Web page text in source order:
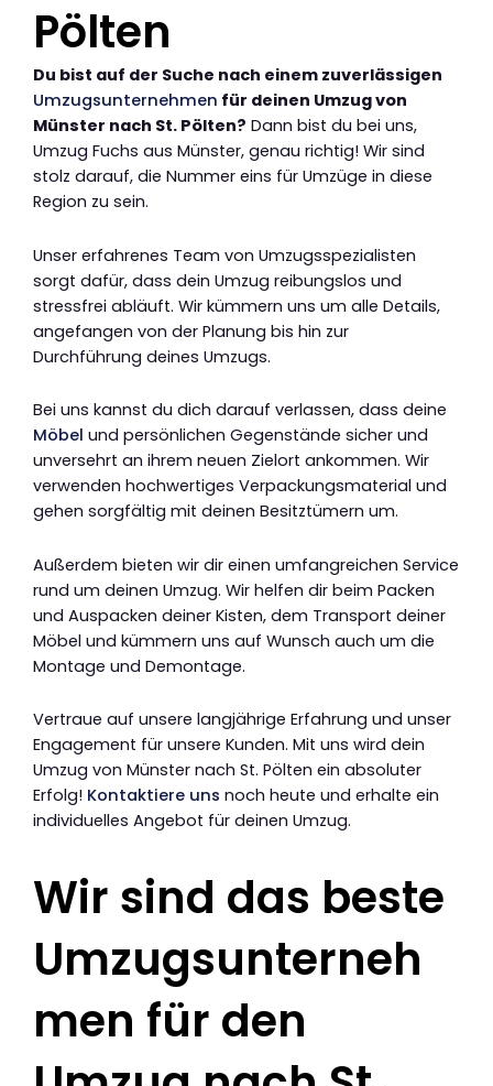
Pölten
Du bist auf der Suche nach einem zuverlässigen
Umzugsunternehmen für deinen Umzug von
Münster nach St. Pölten? Dann bist du bei uns,
Umzug Fuchs aus Münster, genau richtig! Wir sind
stolz darauf, die Nummer eins für Umzüge in diese
Region zu sein.
Unser erfahrenes Team von Umzugsspezialisten
sorgt dafür, dass dein Umzug reibungslos und
stressfrei abläuft. Wir kümmern uns um alle Details,
angefangen von der Planung bis hin zur
Durchführung deines Umzugs.
Bei uns kannst du dich darauf verlassen, dass deine
Möbel und persönlichen Gegenstände sicher und
unversehrt an ihrem neuen Zielort ankommen. Wir
verwenden hochwertiges Verpackungsmaterial und
gehen sorgfältig mit deinen Besitztümern um.
Außerdem bieten wir dir einen umfangreichen Service
rund um deinen Umzug. Wir helfen dir beim Packen
und Auspacken deiner Kisten, dem Transport deiner
Möbel und kümmern uns auf Wunsch auch um die
Montage und Demontage.
Vertraue auf unsere langjährige Erfahrung und unser
Engagement für unsere Kunden. Mit uns wird dein
Umzug von Münster nach St. Pölten ein absoluter
Erfolg! Kontaktiere uns noch heute und erhalte ein
individuelles Angebot für deinen Umzug.
Wir sind das beste
Umzugsunterneh
men für den